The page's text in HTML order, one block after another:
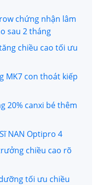
chứng nhận lâm
sau 2 tháng
chiều cao tối ưu
MK7 con thoát kiếp
20% canxi bé thêm
NAN Optipro 4
chiều cao rõ
tối ưu chiều